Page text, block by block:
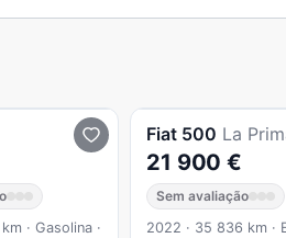
· Gasolina ·
Fiat 500 La
21 900 €
Sem avaliação
2022 · 35 836 km ·